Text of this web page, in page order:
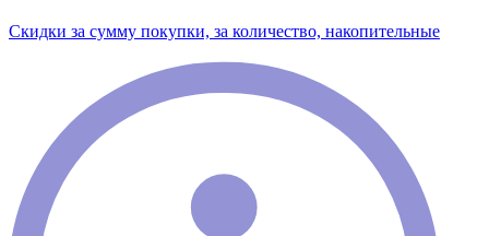
Скидки за сумму покупки, за количество, накопительные